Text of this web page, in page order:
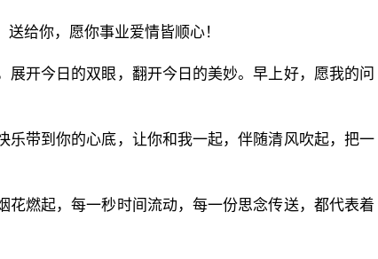
给你，愿你事业爱情皆顺心！
展开今日的双眼，翻开今日的美妙。早上好，愿我的问
乐带到你的心底，让你和我一起，伴随清风吹起，把一
花燃起，每一秒时间流动，每一份思念传送，都代表着